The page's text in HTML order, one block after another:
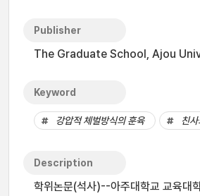
Publisher
The Graduate School, Ajou
Keyword
강압적 체벌방식의 훈육 친
Description
학위논문(석사)--아주대학교 교육대